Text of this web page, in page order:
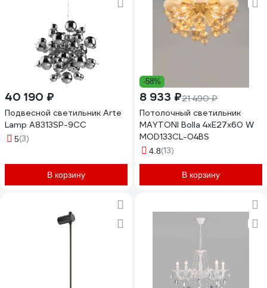
40 190 ₽
Подвесной светильник Arte
Lamp A8313SP-9CC
5(3)
В корзину
-58%
8 933 ₽21 490 ₽
Потолочный светильник
MAYTONI Bolla 4хE27x60 W
MOD133CL-04BS
4.8(13)
В корзину